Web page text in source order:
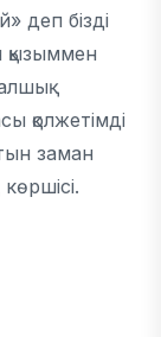
деп бізді
қызыммен
қолжетімді
заман